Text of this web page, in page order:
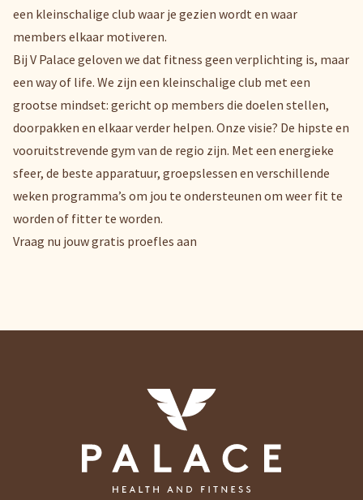
een kleinschalige club waar je gezien wordt en waar
members elkaar motiveren.
Bij V Palace geloven we dat fitness geen verplichting is, maar
een way of life. We zijn een kleinschalige club met een
grootse mindset: gericht op members die doelen stellen,
doorpakken en elkaar verder helpen. Onze visie? De hipste en
vooruitstrevende gym van de regio zijn. Met een energieke
sfeer, de beste apparatuur, groepslessen en verschillende
weken programma’s om jou te ondersteunen om weer fit te
worden of fitter te worden.
Vraag nu jouw gratis proefles aan